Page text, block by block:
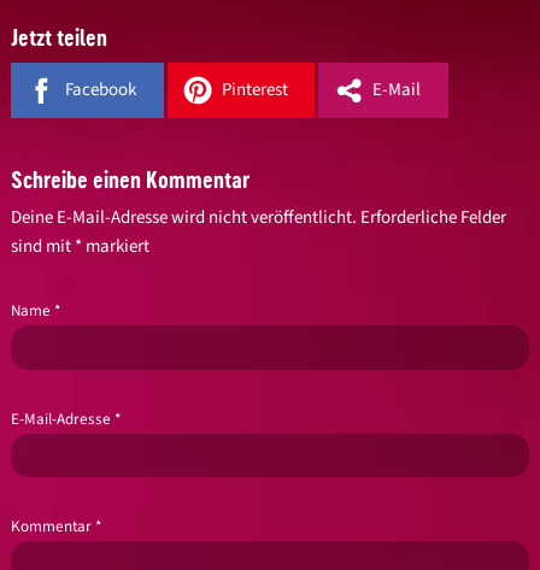
Jetzt teilen
Facebook Pinterest E-Mail
Schreibe einen Kommentar
Deine E-Mail-Adresse wird nicht veröffentlicht. Erforderliche Felder
sind mit*markiert
Name *
E-Mail-Adresse *
Kommentar *